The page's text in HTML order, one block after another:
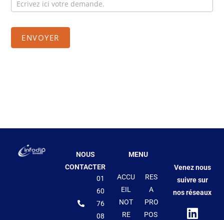
ENVOYER
NOUS
CONTACTER
01
60
76
08
MENU
ACCU
EIL
NOT
RE
RES
A
PRO
POS
Venez nous
suivre sur
nos réseaux